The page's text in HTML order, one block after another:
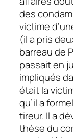
des
victime
(il a pris
barreau de
passait en
impliqués
était la
qu’il a
tireur. Il a
thèse du